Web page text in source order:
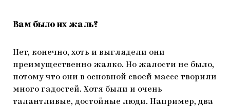
Вам было их жаль?
Нет, конечно, хоть и выглядели они
преимущественно жалко. Но жалости не было,
потому что они в основной своей массе творили
много гадостей. Хотя были и очень
талантливые, достойные люди. Например, два